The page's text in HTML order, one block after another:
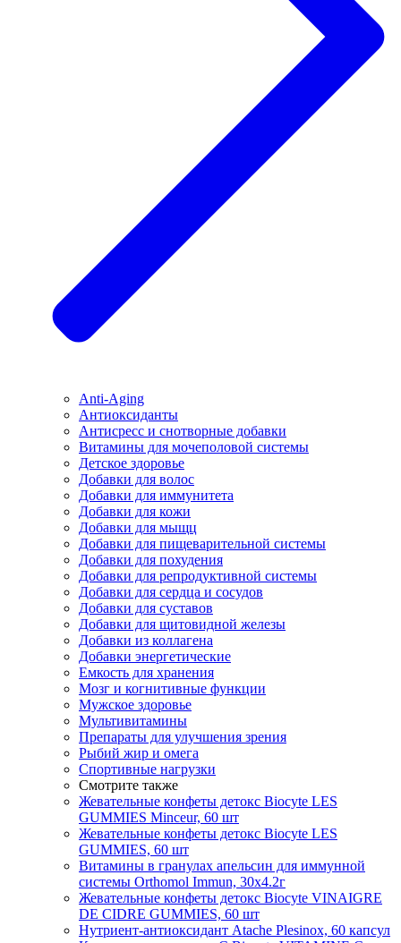
Anti-Aging
Антиоксиданты
Антисресс и снотворные добавки
Витамины для мочеполовой системы
Детское здоровье
Добавки для волос
Добавки для иммунитета
Добавки для кожи
Добавки для мыщц
Добавки для пищеварительной системы
Добавки для похудения
Добавки для репродуктивной системы
Добавки для сердца и сосудов
Добавки для суставов
Добавки для щитовидной железы
Добавки из коллагена
Добавки энергетические
Емкость для хранения
Мозг и когнитивные функции
Мужское здоровье
Мультивитамины
Препараты для улучшения зрения
Рыбий жир и омега
Спортивные нагрузки
Смотрите также
Жевательные конфеты детокс Biocyte LES
GUMMIES Minceur, 60 шт
Жевательные конфеты детокс Biocyte LES
GUMMIES, 60 шт
Витамины в гранулах апельсин для иммунной
системы Orthomol Immun, 30х4.2г
Жевательные конфеты детокс Biocyte VINAIGRE
DE CIDRE GUMMIES, 60 шт
Нутриент-антиоксидант Atache Plesinox, 60 капсул